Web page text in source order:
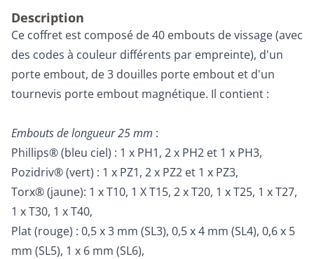
Description
Ce coffret est composé de 40 embouts de vissage (avec
des codes à couleur différents par empreinte), d'un
porte embout, de 3 douilles porte embout et d'un
tournevis porte embout magnétique. Il contient :
Embouts de longueur 25 mm :
Phillips® (bleu ciel) : 1 x PH1, 2 x PH2 et 1 x PH3,
Pozidriv® (vert) : 1 x PZ1, 2 x PZ2 et 1 x PZ3,
Torx® (jaune): 1 x T10, 1 X T15, 2 x T20, 1 x T25, 1 x T27,
1 x T30, 1 x T40,
Plat (rouge) : 0,5 x 3 mm (SL3), 0,5 x 4 mm (SL4), 0,6 x 5
mm (SL5), 1 x 6 mm (SL6),